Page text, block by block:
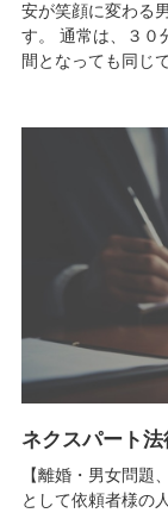
安が笑顔に変わる
す。 通常は、３０
間となっても同じで
ネクスパート
【離婚・男女問題
として依頼者様の